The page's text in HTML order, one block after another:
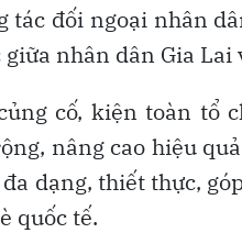
tác đối ngoại nhân
giữa nhân dân Gia Lai
cố, kiện toàn tổ
nâng cao hiệu
dạng, thiết thực,
quốc tế.